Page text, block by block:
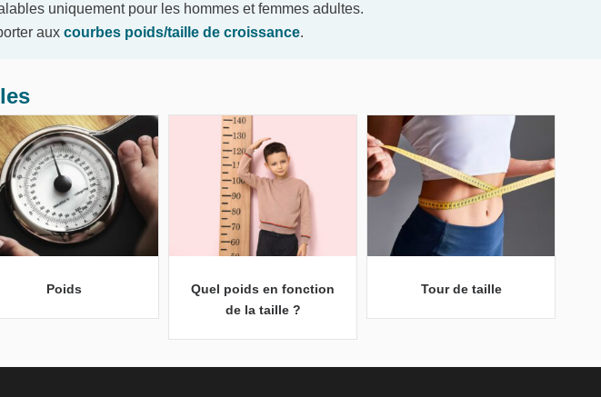
uniquement pour les hommes et femmes adultes.
auxcourbes poids/taille de croissance.
Poids
Quel poids en fonction
de la taille ?
Tour de taille